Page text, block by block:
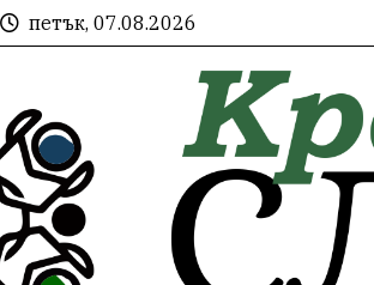
петък, 07.08.2026